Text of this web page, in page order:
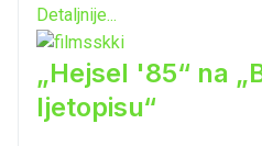
Detaljnije...
„Hejsel '85“ na
ljetopisu“